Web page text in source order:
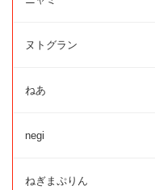
ヌトグラン
ねあ
negi
ねぎまぷりん